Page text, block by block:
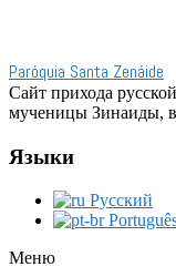
Paróquia Santa Zenáide
Сайт прихода
мученицы Зинаиды,
Языки
Русский
Меню